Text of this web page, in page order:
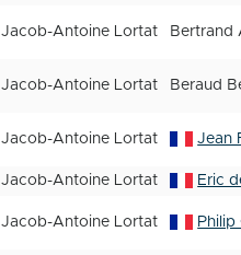
Jacob-Antoine Lortat Bertrand
Jacob-Antoine Lortat Beraud
Jacob-Antoine Lortat Jean
Jacob-Antoine Lortat Eric
Jacob-Antoine Lortat Philip